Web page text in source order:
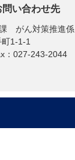
い合わせ先
がん対策推進係
1-1-1
：027-243-2044